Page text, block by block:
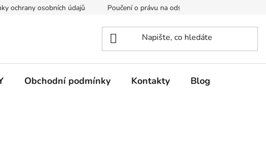
ochrany osobních údajů Poučení o právu na odstoupení od smlouvy
Obchodní podmínky Kontakty Blog